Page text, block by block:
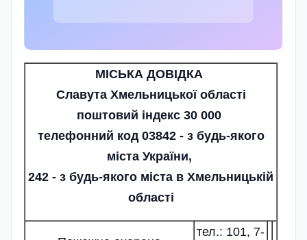
МІСЬКА ДОВІДКА
Славута Хмельницької області
поштовий індекс 30 000
телефонний код 03842 - з будь-якого
міста України,
242 - з будь-якого міста в Хмельницькій
області
тел.: 101, 7-